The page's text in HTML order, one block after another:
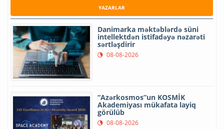
YAZARLAR
Danimarka məktəblərdə süni
intellektdən istifadəyə nəzarəti
sərtləşdirir
08-08-2026
“Azərkosmos”un KOSMİK
Akademiyası mükafata layiq
görülüb
08-08-2026